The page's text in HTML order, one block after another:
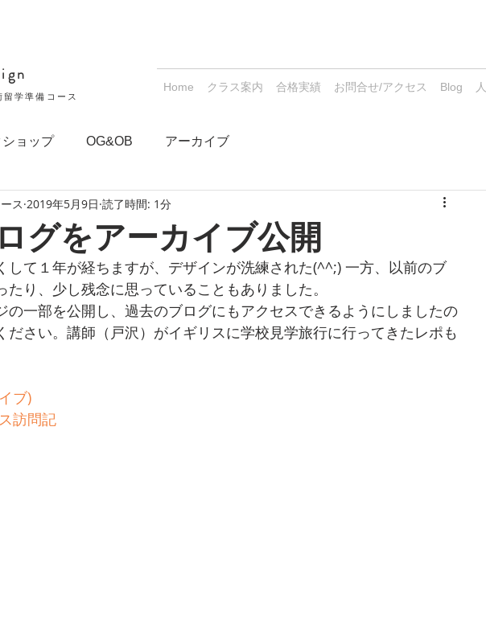
留学準備コース
Home クラス案内 合格実績 お問合せ/アクセス Blog
ショップ OG&OB アーカイブ
グをアーカイブ公開
ス 2019年5月9日 読了時間: 1分
して１年が経ちますが、デザインが洗練された(^^;) 一方、以前のブ
たり、少し残念に思っていることもありました。
の一部を公開し、過去のブログにもアクセスできるようにしましたの
ださい。講師（戸沢）がイギリスに学校見学旅行に行ってきたレポも
ブ)
訪問記